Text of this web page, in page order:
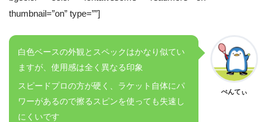
thumbnail=”on” type=””]
白色ベースの外観とスペックはかなり似てい
ますが、使用感は全く異なる印象
スピードプロの方が硬く、ラケット自体にパ
ワーがあるので擦るスピンを使っても失速し
にくいです
ぺんてぃ